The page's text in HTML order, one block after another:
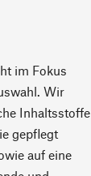
im Fokus
Wir
Inhaltsstoffe
gepflegt
auf eine